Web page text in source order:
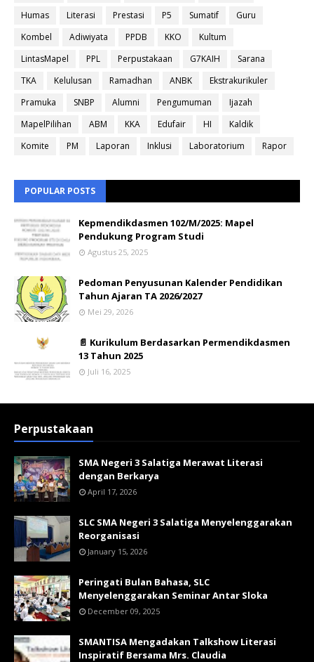
Humas
Literasi Prestasi P5 Sumatif
Guru
Kombel
Adiwiyata PPDB KKO
Kultum
LintasMapel
PPL Perpustakaan G7KAIH
Sarana
TKA
Kelulusan Ramadhan ANBK
Ekstrakurikuler
Pramuka
SNBP Alumni Pengumuman
Ijazah
MapelPilihan
ABM KKA Edufair HI
Kaldik
Komite
PM Laporan Inklusi Laboratorium Rapor
POPULAR POSTS
Kepmendikdasmen 102/M/2025: Mapel
Pendukung Program Studi
Agustus 25, 2025
Pedoman Penyusunan Kalender Pendidikan
Tahun Ajaran TA 2026/2027
Mei 29, 2026
📄 Kurikulum Berdasarkan Permendikdasmen
13 Tahun 2025
Juli 16, 2025
Perpustakaan
SMA Negeri 3 Salatiga Merawat Literasi
dengan Berkarya
April 17, 2026
SLC SMA Negeri 3 Salatiga Menyelenggarakan
Reorganisasi
January 15, 2026
Peringati Bulan Bahasa, SLC
Menyelenggarakan Seminar Antar Sloka
December 09, 2025
SMANTISA Mengadakan Talkshow Literasi
Inspiratif Bersama Mrs. Claudia